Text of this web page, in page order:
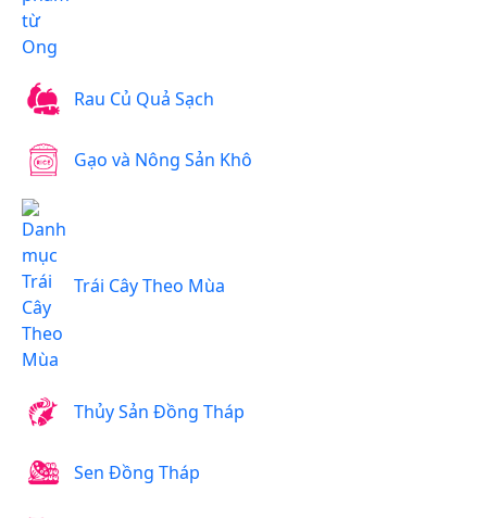
Rau Củ Quả Sạch
Gạo và Nông Sản Khô
Trái Cây Theo Mùa
Thủy Sản Đồng Tháp
Sen Đồng Tháp